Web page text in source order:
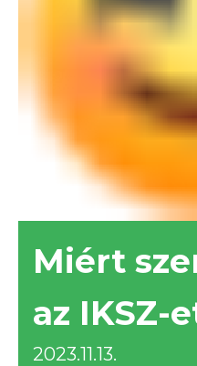
Miért
az IKSZ-
2023.11.13.